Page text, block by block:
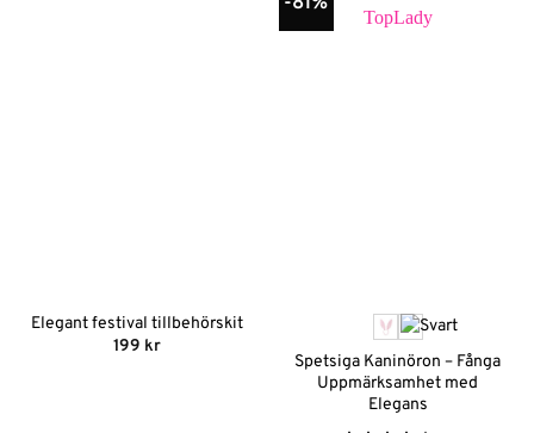
Elegant festival tillbehörskit
199 kr
Spetsiga Kaninöron – Fånga
Uppmärksamhet med
Elegans